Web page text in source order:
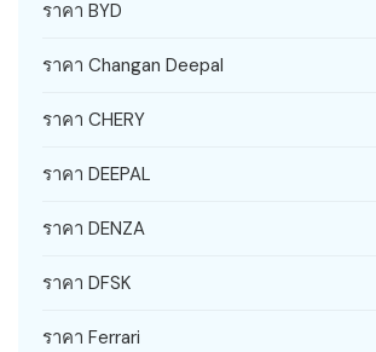
ราคา BYD
ราคา Changan Deepal
ราคา CHERY
ราคา DEEPAL
ราคา DENZA
ราคา DFSK
ราคา Ferrari